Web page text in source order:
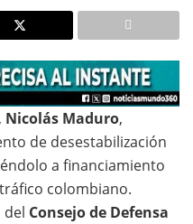
Nicolás Maduro,
de desestabilización
a financiamiento
colombiano.
del Consejo de Defensa